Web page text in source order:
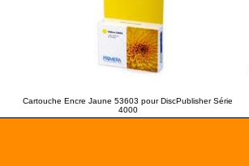
Cartouche Encre Jaune 53603 pour DiscPublisher Série
4000